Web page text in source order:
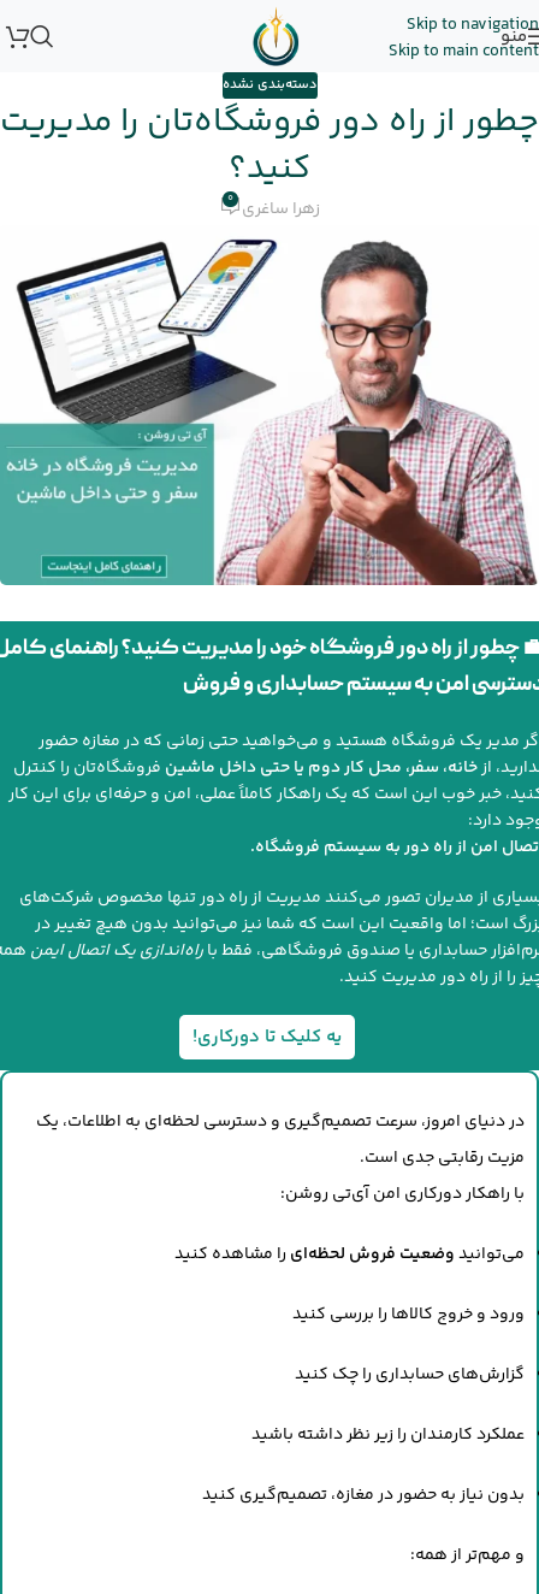
Skip to navigation
Skip to main content
منو
دسته‌بندی نشده
چطور از راه دور فروشگاه‌تان را مدیریت
کنید؟
زهرا ساغری 0
چطور از راه دور فروشگاه خود را مدیریت کنید؟ راهنمای
امن به سیستم حسابداری و فروش
مدیر یک فروشگاه هستید و می‌خواهید حتی زمانی که در مغازه حضور
ازخانه، سفر، محل کار دوم یا حتی داخل ماشین فروشگاه‌تان را کنترل
خبر خوب این است که یک راهکار کاملاً عملی، امن و حرفه‌ای برای این کار
دارد:
امن از راه دور به سیستم فروشگاه.
از مدیران تصور می‌کنند مدیریت از راه دور تنها مخصوص شرکت‌های
است؛ اما واقعیت این است که شما نیز می‌توانید بدون هیچ تغییر در
حسابداری یا صندوق فروشگاهی، فقط باراه‌اندازی یک اتصال ایمن
را از راه دور مدیریت کنید.
یه کلیک تا دورکاری!
در دنیای امروز، سرعت تصمیم‌گیری و دسترسی لحظه‌ای به اطلاعات، یک
مزیت رقابتی جدی است.
با راهکار دورکاری امن آی‌تی روشن:
می‌توانیدوضعیت فروش لحظه‌ای را مشاهده کنید
ورود و خروج کالاها را بررسی کنید
گزارش‌های حسابداری را چک کنید
عملکرد کارمندان را زیر نظر داشته باشید
بدون نیاز به حضور در مغازه، تصمیم‌گیری کنید
و مهم‌تر از همه: